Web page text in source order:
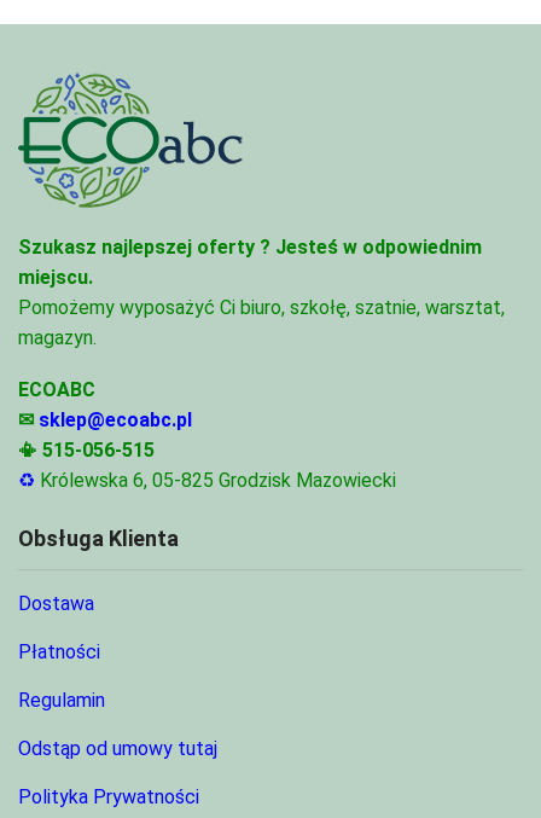
Szukasz najlepszej oferty ? Jesteś w odpowiednim
miejscu.
Pomożemy wyposażyć Ci biuro, szkołę, szatnie, warsztat,
magazyn.
ECOABC
✉ sklep@ecoabc.pl
📳 515-056-515
♻ Królewska 6, 05-825 Grodzisk Mazowiecki
Obsługa Klienta
Dostawa
Płatności
Regulamin
Odstąp od umowy tutaj
Polityka Prywatności